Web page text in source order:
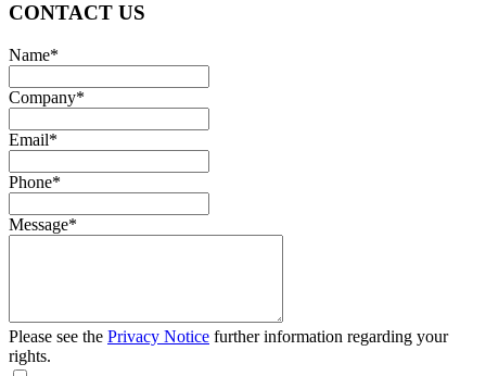
CONTACT US
Name*
Company*
Email*
Phone*
Message*
Please see the Privacy Notice further information regarding your
rights.